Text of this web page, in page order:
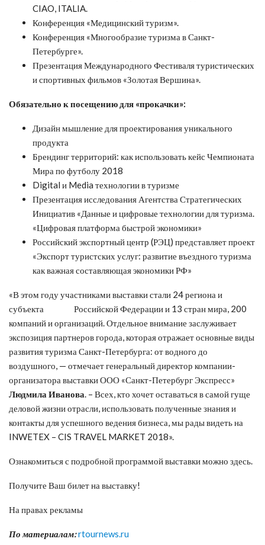
CIAO, ITALIA.
Конференция «Медицинский туризм».
Конференция «Многообразие туризма в Санкт-
Петербурге».
Презентация Международного Фестиваля туристических
и спортивных фильмов «Золотая Вершина».
Обязательно к посещению для «прокачки»:
Дизайн мышление для проектирования уникального
продукта
Брендинг территорий: как использовать кейс Чемпионата
Мира по футболу 2018
Digital и Media технологии в туризме
Презентация исследования Агентства Стратегических
Инициатив «Данные и цифровые технологии для туризма.
«Цифровая платформа быстрой экономики»
Российский экспортный центр (РЭЦ) представляет проект
«Экспорт туристских услуг: развитие въездного туризма
как важная составляющая экономики РФ»
«В этом году участниками выставки стали 24 региона и
субъекта Российской Федерации и 13 стран мира, 200
компаний и организаций. Отдельное внимание заслуживает
экспозиция партнеров города, которая отражает основные виды
развития туризма Санкт-Петербурга: от водного до
воздушного, — отмечает генеральный директор компании-
организатора выставки ООО «Санкт-Петербург Экспресс»
Людмила Иванова. – Всех, кто хочет оставаться в самой гуще
деловой жизни отрасли, использовать полученные знания и
контакты для успешного ведения бизнеса, мы рады видеть на
INWETEX – CIS TRAVEL MARKET 2018».
Ознакомиться с подробной программой выставки можно здесь.
Получите Ваш билет на выставку!
На правах рекламы
По материалам:rtournews.ru